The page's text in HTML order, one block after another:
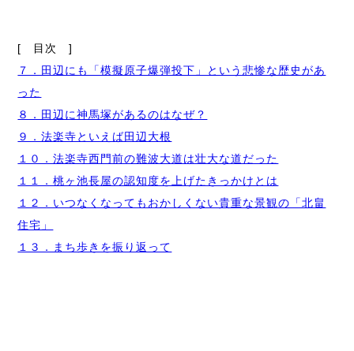
[ 目次 ]
７．田辺にも「模擬原子爆弾投下」という悲惨な歴史があ
った
８．田辺に神馬塚があるのはなぜ？
９．法楽寺といえば田辺大根
１０．法楽寺西門前の難波大道は壮大な道だった
１１．桃ヶ池長屋の認知度を上げたきっかけとは
１２．いつなくなってもおかしくない貴重な景観の「北畠
住宅」
１３．まち歩きを振り返って